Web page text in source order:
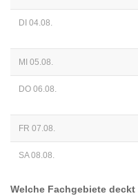
DI 04.08.
MI 05.08.
DO 06.08.
FR 07.08.
SA 08.08.
Welche Fachgebiete deckt